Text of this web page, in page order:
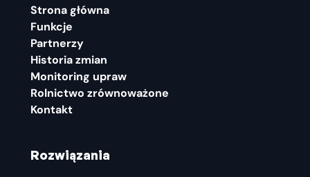
Strona główna
Funkcje
Partnerzy
Historia zmian
Monitoring upraw
Rolnictwo zrównoważone
Kontakt
Rozwiązania